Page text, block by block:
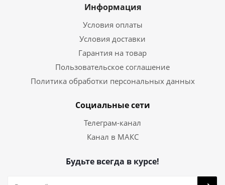
Информация
Условия оплаты
Условия доставки
Гарантия на товар
Пользовательское соглашение
Политика обработки персональных данных
Социальные сети
Телеграм-канал
Канал в МАКС
Будьте всегда в курсе!